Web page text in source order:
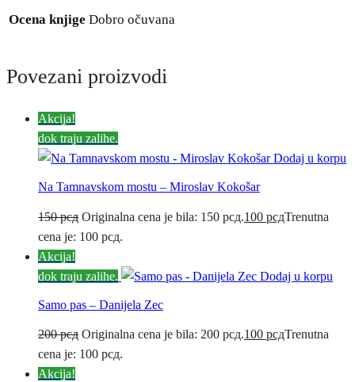
Ocena knjige Dobro očuvana
Povezani proizvodi
Akcija!
dok traju zalihe.
Dodaj u korpu
Na Tamnavskom mostu – Miroslav Kokošar
150рсд Originalna cena je bila: 150 рсд.100 рсдTrenutna
cena je: 100 рсд.
Akcija!
dok traju zalihe.
Dodaj u korpu
Samo pas – Danijela Zec
200рсд Originalna cena je bila: 200 рсд.100 рсдTrenutna
cena je: 100 рсд.
Akcija!